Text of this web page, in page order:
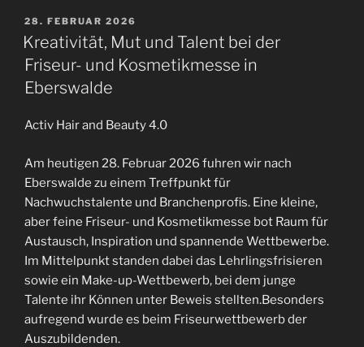
VERÖFFENTLICHT
AM
28. FEBRUAR 2026
Kreativität, Mut und Talent bei der
Friseur- und Kosmetikmesse in
Eberswalde
Activ Hair and Beauty 4.0
Am heutigen 28. Februar 2026 fuhren wir nach
Eberswalde zu einem Treffpunkt für
Nachwuchstalente und Branchenprofis. Eine kleine,
aber feine Friseur- und Kosmetikmesse bot Raum für
Austausch, Inspiration und spannende Wettbewerbe.
Im Mittelpunkt standen dabei das Lehrlingsfrisieren
sowie ein Make-up-Wettbewerb, bei dem junge
Talente ihr Können unter Beweis stellten.Besonders
aufregend wurde es beim Friseurwettbewerb der
Auszubildenden.